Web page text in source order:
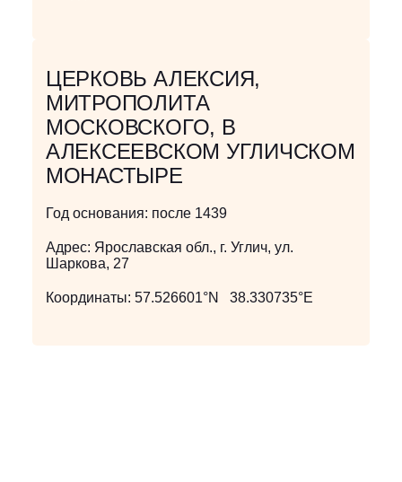
ЦЕРКОВЬ АЛЕКСИЯ,
МИТРОПОЛИТА
МОСКОВСКОГО, В
АЛЕКСЕЕВСКОМ УГЛИЧСКОМ
МОНАСТЫРЕ
Год основания: после 1439
Адрес: Ярославская обл., г. Углич, ул.
Шаркова, 27
Координаты: 57.526601°N 38.330735°E